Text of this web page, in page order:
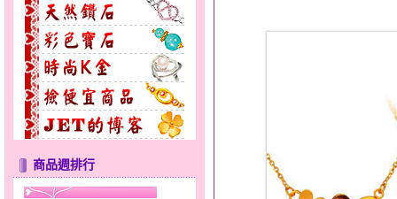
商品週排行
花顏綻放～黃金套鍊